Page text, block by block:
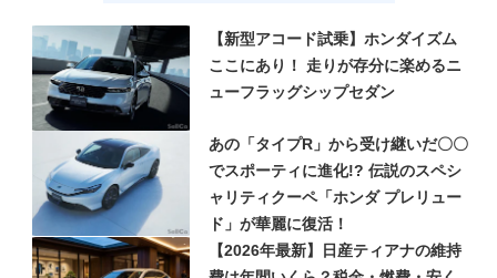
【新型アコード試乗】ホンダイズム
ここにあり！ 走りが存分に楽めるニ
ューフラッグシップセダン
あの「タイプR」から受け継いだ〇〇
でスポーティに進化!? 伝説のスペシ
ャリティクーペ「ホンダ プレリュー
ド」が華麗に復活！
【2026年最新】日産ティアナの維持